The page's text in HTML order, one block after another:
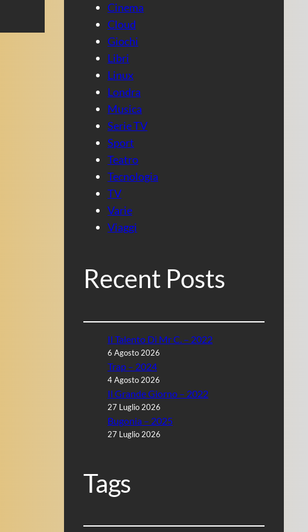
Cinema
Cloud
Giochi
Libri
Linux
Londra
Musica
Serie TV
Sport
Teatro
Tecnologia
TV
Varie
Viaggi
Recent Posts
Il Talento Di Mr C. – 2022
6 Agosto 2026
Trap – 2024
4 Agosto 2026
Il Grande Giorno – 2022
27 Luglio 2026
Bugonia – 2025
27 Luglio 2026
Tags